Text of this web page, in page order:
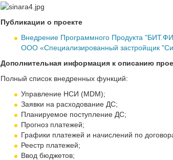
Публикации о проекте
Внедрение Программного Продукта
ООО «Специализированный застройщик
Дополнительная информация к описанию
Полный список внедренных функций:
Управление НСИ (MDM);
Заявки на расходование ДС;
Планируемое поступление ДС;
Прогноз платежей;
Графики платежей и начислений по
Реестр платежей;
Ввод бюджетов;